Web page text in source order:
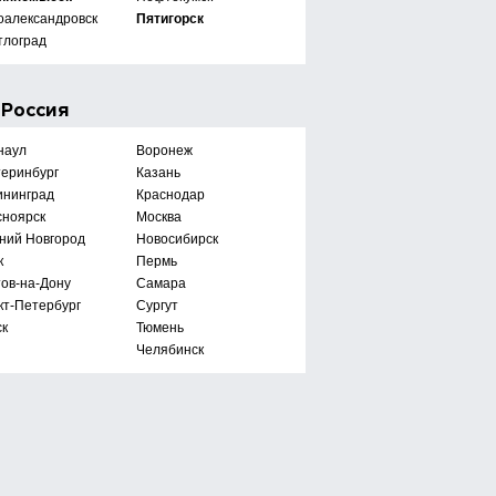
Пятигорск
Россия
Воронеж
Казань
Краснодар
Москва
Новгород
Новосибирск
Пермь
на-Дону
Самара
Петербург
Сургут
Тюмень
Челябинск